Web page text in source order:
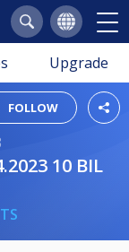
Upgrade
FOLLOW
10 BIL